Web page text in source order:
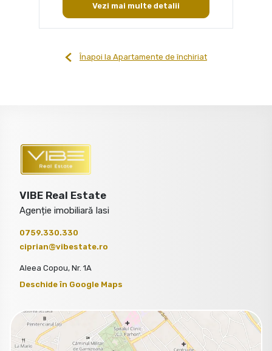
Vezi mai multe detalii
Înapoi la Apartamente de închiriat
VIBE Real Estate
Agenție imobiliară Iasi
0759.330.330
ciprian@vibestate.ro
Aleea Copou, Nr. 1A
Deschide în Google Maps